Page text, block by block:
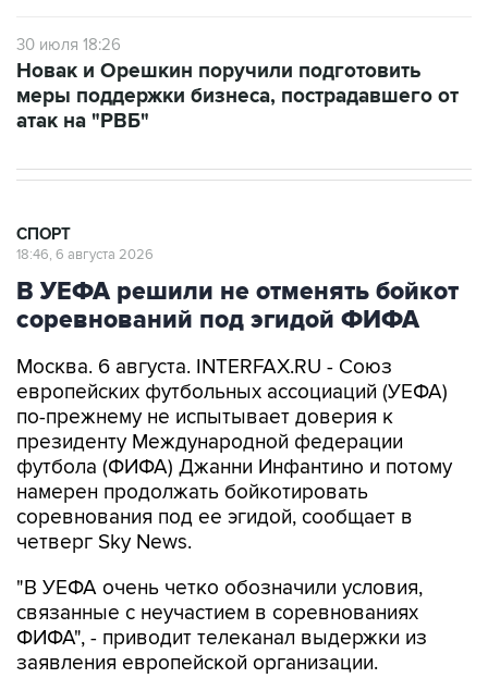
30 июля 18:26
Новак и Орешкин поручили подготовить
меры поддержки бизнеса, пострадавшего от
атак на "РВБ"
СПОРТ
18:46, 6 августа 2026
В УЕФА решили не отменять бойкот
соревнований под эгидой ФИФА
Москва. 6 августа. INTERFAX.RU - Союз
европейских футбольных ассоциаций (УЕФА)
по-прежнему не испытывает доверия к
президенту Международной федерации
футбола (ФИФА) Джанни Инфантино и потому
намерен продолжать бойкотировать
соревнования под ее эгидой, сообщает в
четверг Sky News.
"В УЕФА очень четко обозначили условия,
связанные с неучастием в соревнованиях
ФИФА", - приводит телеканал выдержки из
заявления европейской организации.